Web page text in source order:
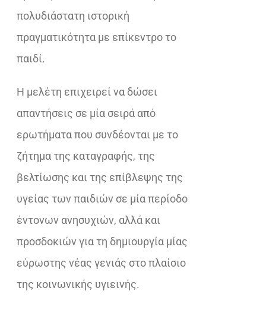
πολυδιάστατη ιστορική
πραγματικότητα με επίκεντρο το
παιδί.
Η μελέτη επιχειρεί να δώσει
απαντήσεις σε μία σειρά από
ερωτήματα που συνδέονται με το
ζήτημα της καταγραφής, της
βελτίωσης και της επίβλεψης της
υγείας των παιδιών σε μία περίοδο
έντονων ανησυχιών, αλλά και
προσδοκιών για τη δημιουργία μίας
εύρωστης νέας γενιάς στο πλαίσιο
της κοινωνικής υγιεινής.